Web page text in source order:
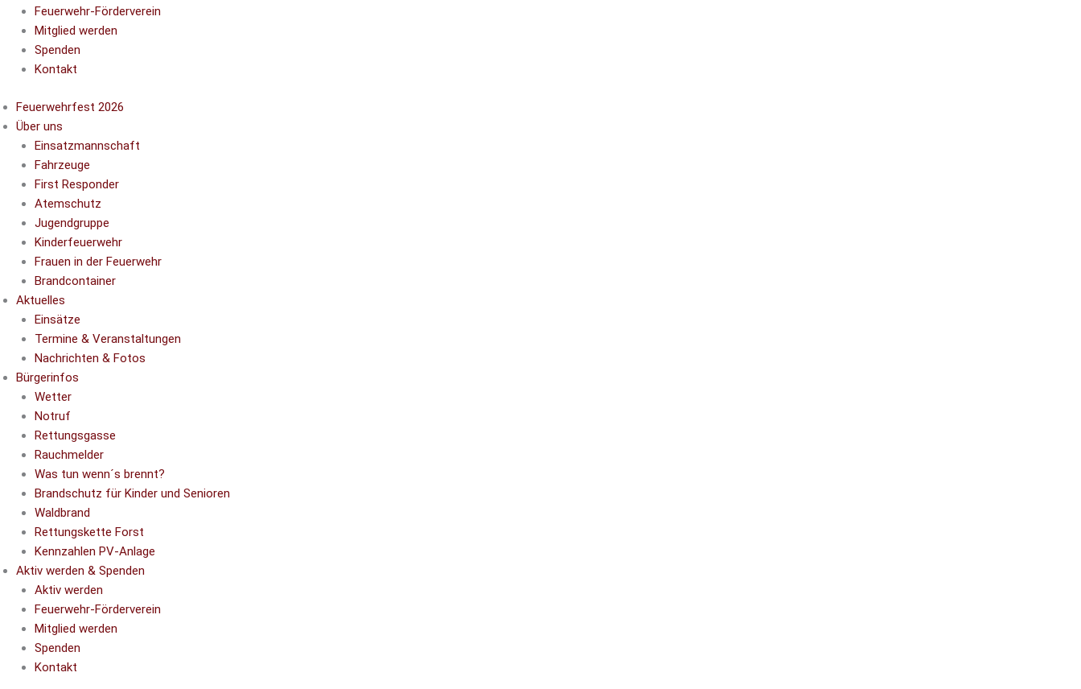
Feuerwehr-Förderverein
Mitglied werden
Spenden
Kontakt
Feuerwehrfest 2026
Über uns
Einsatzmannschaft
Fahrzeuge
First Responder
Atemschutz
Jugendgruppe
Kinderfeuerwehr
Frauen in der Feuerwehr
Brandcontainer
Aktuelles
Einsätze
Termine & Veranstaltungen
Nachrichten & Fotos
Bürgerinfos
Wetter
Notruf
Rettungsgasse
Rauchmelder
Was tun wenn´s brennt?
Brandschutz für Kinder und Senioren
Waldbrand
Rettungskette Forst
Kennzahlen PV-Anlage
Aktiv werden & Spenden
Aktiv werden
Feuerwehr-Förderverein
Mitglied werden
Spenden
Kontakt